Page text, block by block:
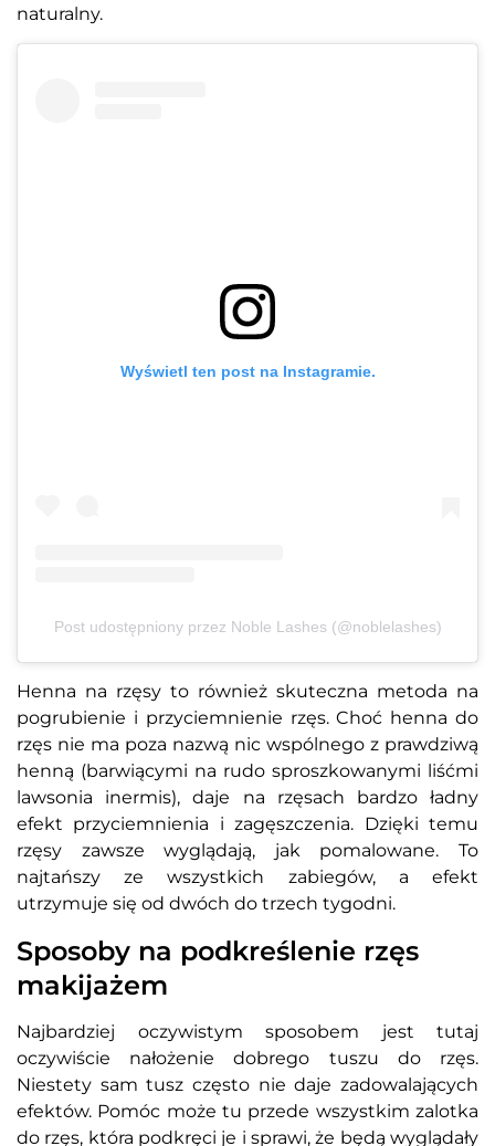
naturalny.
Wyświetl ten post na Instagramie.
Post udostępniony przez Noble Lashes (@noblelashes)
Henna na rzęsy to również skuteczna metoda na
pogrubienie i przyciemnienie rzęs. Choć henna do
rzęs nie ma poza nazwą nic wspólnego z prawdziwą
henną (barwiącymi na rudo sproszkowanymi liśćmi
lawsonia inermis), daje na rzęsach bardzo ładny
efekt przyciemnienia i zagęszczenia. Dzięki temu
rzęsy zawsze wyglądają, jak pomalowane. To
najtańszy ze wszystkich zabiegów, a efekt
utrzymuje się od dwóch do trzech tygodni.
Sposoby na podkreślenie rzęs
makijażem
Najbardziej oczywistym sposobem jest tutaj
oczywiście nałożenie dobrego tuszu do rzęs.
Niestety sam tusz często nie daje zadowalających
efektów. Pomóc może tu przede wszystkim zalotka
do rzęs, która podkręci je i sprawi, że będą wyglądały